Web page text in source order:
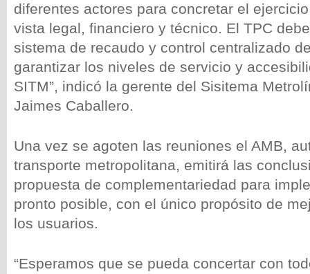
diferentes actores para concretar el
vista legal, financiero y técnico. El TPC
sistema de recaudo y control centralizado
garantizar los niveles de servicio y
SITM”, indicó la gerente del Sisitema
Jaimes Caballero.
Una vez se agoten las reuniones el AMB,
transporte metropolitana, emitirá las
propuesta de complementariedad para
pronto posible, con el único propósito de
los usuarios.
“Esperamos que se pueda concertar con